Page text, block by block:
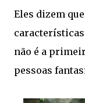
Eles dizem
não é a
pessoas